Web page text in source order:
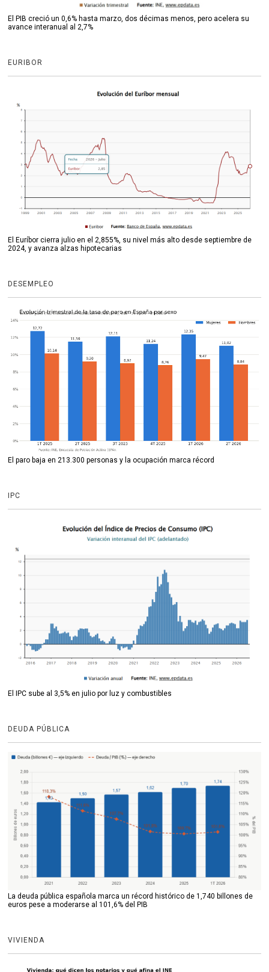
El PIB creció un 0,6% hasta marzo, dos décimas menos, pero acelera su
avance interanual al 2,7%
EURIBOR
El Euríbor cierra julio en el 2,855%, su nivel más alto desde septiembre de
2024, y avanza alzas hipotecarias
DESEMPLEO
El paro baja en 213.300 personas y la ocupación marca récord
IPC
El IPC sube al 3,5% en julio por luz y combustibles
DEUDA PÚBLICA
La deuda pública española marca un récord histórico de 1,740 billones de
euros pese a moderarse al 101,6% del PIB
VIVIENDA